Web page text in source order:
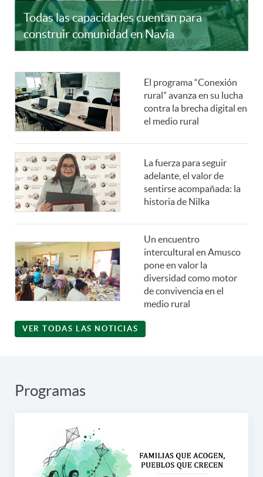
Todas las capacidades cuentan para
construir comunidad en Navia
El programa “Conexión
rural” avanza en su lucha
contra la brecha digital en
el medio rural
La fuerza para seguir
adelante, el valor de
sentirse acompañada: la
historia de Nilka
Un encuentro
intercultural en Amusco
pone en valor la
diversidad como motor
de convivencia en el
medio rural
VER TODAS LAS NOTICIAS
Programas